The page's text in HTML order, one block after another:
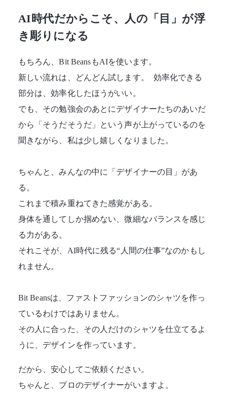
AI時代だからこそ、人の「目」が浮
き彫りになる
もちろん、Bit BeansもAIを使います。
新しい流れは、どんどん試します。 効率化できる
部分は、効率化したほうがいい。
でも、その勉強会のあとにデザイナーたちのあいだ
から「そうだそうだ」という声が上がっているのを
聞きながら、私は少し嬉しくなりました。
ちゃんと、みんなの中に「デザイナーの目」があ
る。
これまで積み重ねてきた感覚がある。
身体を通してしか掴めない、微細なバランスを感じ
る力がある。
それこそが、AI時代に残る“人間の仕事”なのかもし
れません。
Bit Beansは、ファストファッションのシャツを作っ
ているわけではありません。
その人に合った、その人だけのシャツを仕立てるよ
うに、デザインを作っています。
だから、安心してご依頼ください。
ちゃんと、プロのデザイナーがいますよ。